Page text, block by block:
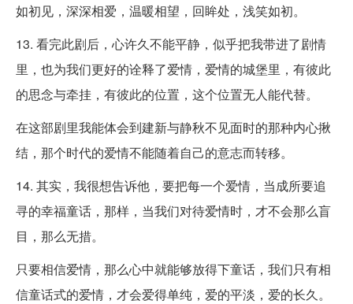
如初见，深深相爱，温暖相望，回眸处，浅笑如初。
13. 看完此剧后，心许久不能平静，似乎把我带进了剧情
里，也为我们更好的诠释了爱情，爱情的城堡里，有彼此
的思念与牵挂，有彼此的位置，这个位置无人能代替。
在这部剧里我能体会到建新与静秋不见面时的那种内心揪
结，那个时代的爱情不能随着自己的意志而转移。
14. 其实，我很想告诉他，要把每一个爱情，当成所要追
寻的幸福童话，那样，当我们对待爱情时，才不会那么盲
目，那么无措。
只要相信爱情，那么心中就能够放得下童话，我们只有相
信童话式的爱情，才会爱得单纯，爱的平淡，爱的长久。